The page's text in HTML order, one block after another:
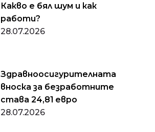
Какво е бял шум и как
работи?
28.07.2026
Здравноосигурителната
вноска за безработните
става 24,81 евро
28.07.2026